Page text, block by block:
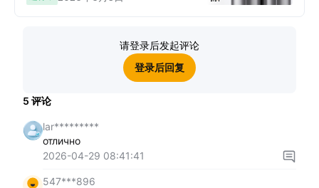
请登录后发起评论
登录后回复
5 评论
lar*********
отлично
2026-04-29 08:41:41
547***896